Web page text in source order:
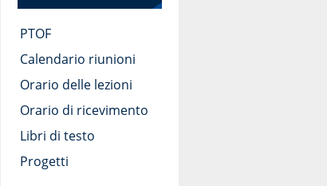
PTOF
Calendario riunioni
Orario delle lezioni
Orario di ricevimento
Libri di testo
Progetti